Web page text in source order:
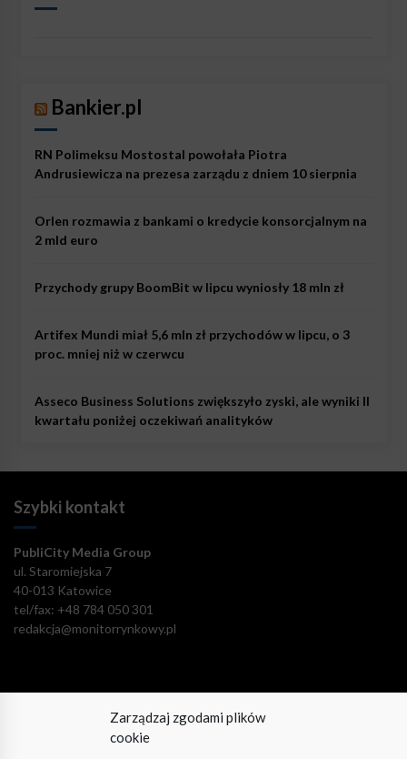
Zarządzaj zgodami plików
cookie
Bankier.pl
RN Polimeksu Mostostal powołała Piotra
Andrusiewicza na prezesa zarządu z dniem 10 sierpnia
Orlen rozmawia z bankami o kredycie konsorcjalnym na
2 mld euro
Przychody grupy BoomBit w lipcu wyniosły 18 mln zł
Artifex Mundi miał 5,6 mln zł przychodów w lipcu, o 3
proc. mniej niż w czerwcu
Asseco Business Solutions zwiększyło zyski, ale wyniki II
kwartału poniżej oczekiwań analityków
Szybki kontakt
PubliCity Media Group
ul. Staromiejska 7
40-013 Katowice
tel/fax: +48 784 050 301
redakcja@monitorrynkowy.pl
Pozostańmy w kontakcie!